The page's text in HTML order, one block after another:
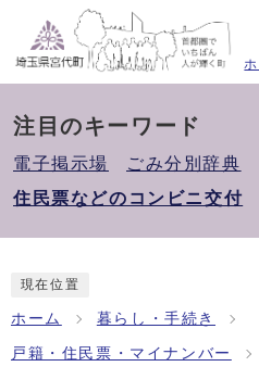
注目のキーワード
電子掲示場
ごみ分別辞典
住民票などのコンビニ交付
現在位置
ホーム 暮らし・手続き
戸籍・住民票・マイナンバー